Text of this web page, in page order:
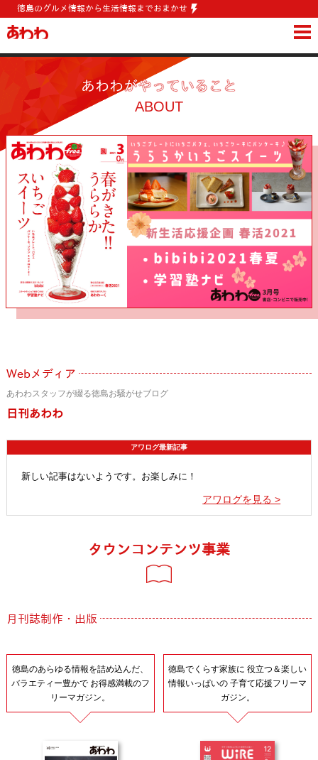
ルメ情報から生活情報までおまかせ
WORKS
SKILL
VISION 目指すこと
PROFILE あわわという会社
STAFF 支える人たち
RECRUIT こんな人たちと働きたい
CONTACT お問い合わせ
あわわがやっていること
ABOUT
Webメディア
あわわスタッフが綴る徳島お騒がせブログ
日刊あわわ
アワログ最新記事
新しい記事はないようです。お楽しみに！
アワログを見る >
タウンコンテンツ事業
月刊誌制作・出版
徳島のあらゆる情報を詰め込んだ、
バラエティー豊かでお得感満載のフ
リーマガジン。
徳島でくらす家族に 役立つ＆楽しい
情報いっぱいの 子育て応援フリーマ
ガジン。